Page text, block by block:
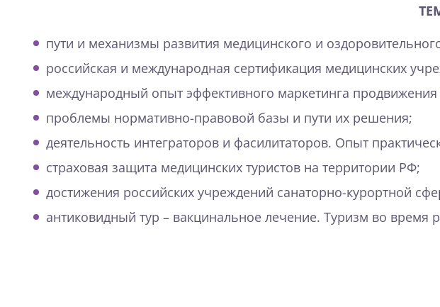
пути и механизмы развития медицинского и
российская и международная сертификация медицинских
международный опыт эффективного маркетинга
проблемы нормативно-правовой базы и пути их решения;
деятельность интеграторов и фасилитаторов. Опыт
страховая защита медицинских туристов на территории РФ;
достижения российских учреждений санаторно-курортной
антиковидный тур – вакцинальное лечение. Туризм во время